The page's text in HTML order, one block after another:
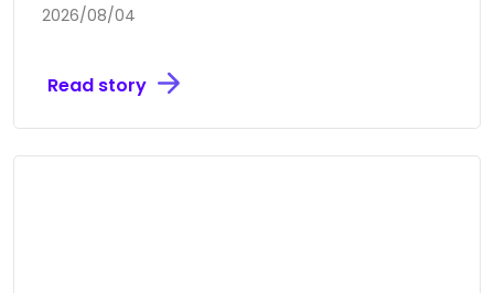
2026/08/04
Read story